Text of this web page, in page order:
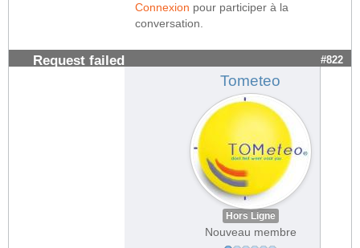
Connexion pour participer à la
conversation.
Request failed #822
Tometeo
Hors Ligne
Nouveau membre